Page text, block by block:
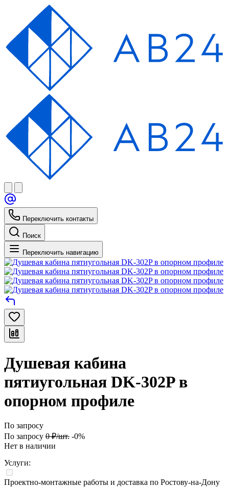
Переключить контакты
Поиск
Переключить навигацию
Душевая кабина
пятиугольная DK-302P в
опорном профиле
По запросу
По запросу 0 ₽/шт. -0%
Нет в наличии
Услуги:
Проектно-монтажные работы и доставка по Ростову-на-Дону